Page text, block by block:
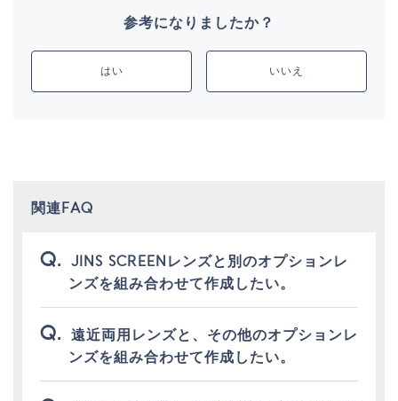
参考になりましたか？
はい いいえ
関連FAQ
JINS SCREENレンズと別のオプションレ
ンズを組み合わせて作成したい。
遠近両用レンズと、その他のオプションレ
ンズを組み合わせて作成したい。